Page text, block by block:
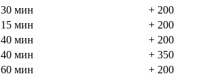
30 мин + 200
15 мин + 200
40 мин + 200
40 мин + 350
60 мин + 200